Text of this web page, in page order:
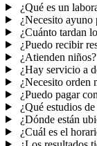
¿Qué es un
¿Necesito ayuno
¿Cuánto tardan
¿Puedo recibir
¿Atienden niños?
¿Hay servicio a
¿Necesito orden
¿Puedo pagar
¿Qué estudios
¿Dónde están
¿Cuál es el